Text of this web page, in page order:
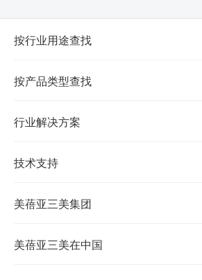
按行业用途查找
按产品类型查找
行业解决方案
技术支持
美蓓亚三美集团
美蓓亚三美在中国